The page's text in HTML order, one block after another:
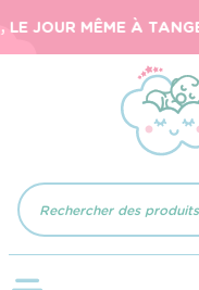
JOUR MÊME À
Recherche
de
produits